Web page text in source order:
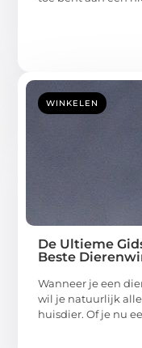
WINKELEN
De Ultieme
Beste
Wanneer je een
wil je natuurlijk
huisdier. Of je nu